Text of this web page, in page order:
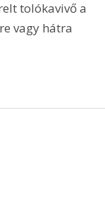
tolókavivő a
vagy hátra